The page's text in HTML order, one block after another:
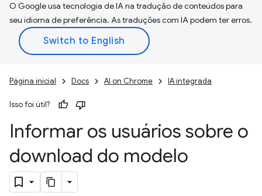
O Google usa tecnologia de IA na tradução de conteúdos para
seu idioma de preferência. As traduções com IA podem ter erros.
Página inicial Docs AI on Chrome IA integrada
Isso foi útil?
Informar os usuários sobre o
download do modelo